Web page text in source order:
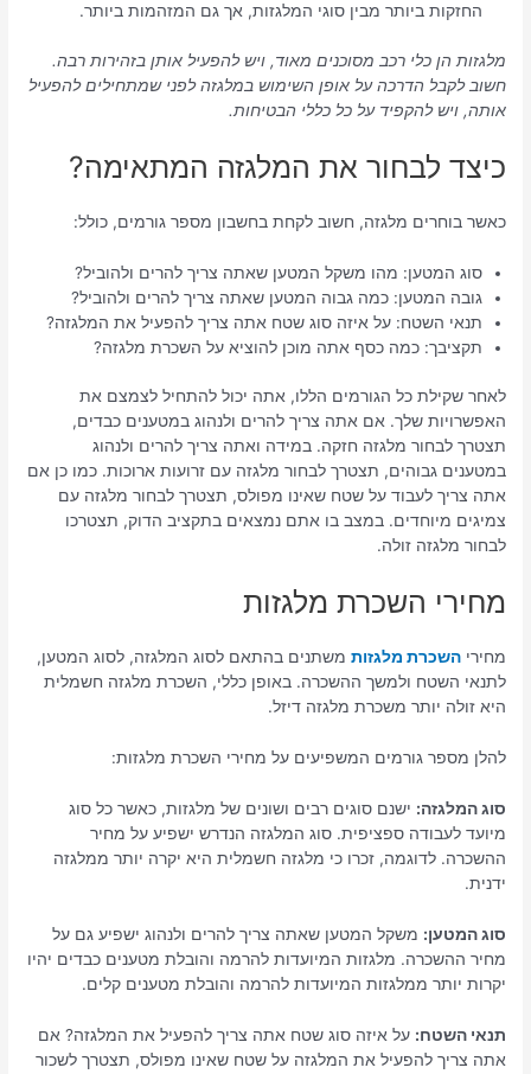
החזקות ביותר מבין סוגי המלגזות, אך גם המזהמות ביותר.
מלגזות הן כלי רכב מסוכנים מאוד, ויש להפעיל אותן בזהירות רבה.
חשוב לקבל הדרכה על אופן השימוש במלגזה לפני שמתחילים להפעיל
אותה, ויש להקפיד על כל כללי הבטיחות.
כיצד לבחור את המלגזה המתאימה?
כאשר בוחרים מלגזה, חשוב לקחת בחשבון מספר גורמים, כולל:
סוג המטען: מהו משקל המטען שאתה צריך להרים ולהוביל?
גובה המטען: כמה גבוה המטען שאתה צריך להרים ולהוביל?
תנאי השטח: על איזה סוג שטח אתה צריך להפעיל את המלגזה?
תקציבך: כמה כסף אתה מוכן להוציא על השכרת מלגזה?
לאחר שקילת כל הגורמים הללו, אתה יכול להתחיל לצמצם את
האפשרויות שלך. אם אתה צריך להרים ולנהוג במטענים כבדים,
תצטרך לבחור מלגזה חזקה. במידה ואתה צריך להרים ולנהוג
במטענים גבוהים, תצטרך לבחור מלגזה עם זרועות ארוכות. כמו כן אם
אתה צריך לעבוד על שטח שאינו מפולס, תצטרך לבחור מלגזה עם
צמיגים מיוחדים. במצב בו אתם נמצאים בתקציב הדוק, תצטרכו
לבחור מלגזה זולה.
מחירי השכרת מלגזות
מחיריהשכרת מלגזות משתנים בהתאם לסוג המלגזה, לסוג המטען,
לתנאי השטח ולמשך ההשכרה. באופן כללי, השכרת מלגזה חשמלית
היא זולה יותר משכרת מלגזה דיזל.
להלן מספר גורמים המשפיעים על מחירי השכרת מלגזות:
סוג המלגזה: ישנם סוגים רבים ושונים של מלגזות, כאשר כל סוג
מיועד לעבודה ספציפית. סוג המלגזה הנדרש ישפיע על מחיר
ההשכרה. לדוגמה, זכרו כי מלגזה חשמלית היא יקרה יותר ממלגזה
ידנית.
סוג המטען: משקל המטען שאתה צריך להרים ולנהוג ישפיע גם על
מחיר ההשכרה. מלגזות המיועדות להרמה והובלת מטענים כבדים יהיו
יקרות יותר ממלגזות המיועדות להרמה והובלת מטענים קלים.
תנאי השטח: על איזה סוג שטח אתה צריך להפעיל את המלגזה? אם
אתה צריך להפעיל את המלגזה על שטח שאינו מפולס, תצטרך לשכור